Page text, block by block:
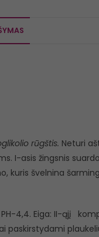
rūgštis. Neturi
I-asis žingsnis
kuris švelnina
PH-4,4. Eiga: II-ąjį
paskirstydami